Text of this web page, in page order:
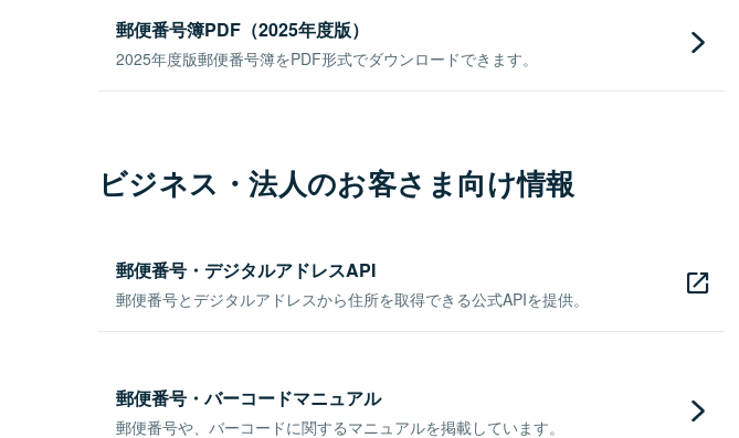
郵便番号簿PDF（2025年度版）
2025年度版郵便番号簿をPDF形式でダウンロードできます。
ビジネス・法人のお客さま向け情報
郵便番号・デジタルアドレスAPI
郵便番号とデジタルアドレスから住所を取得できる公式APIを提供。
郵便番号・バーコードマニュアル
郵便番号や、バーコードに関するマニュアルを掲載しています。